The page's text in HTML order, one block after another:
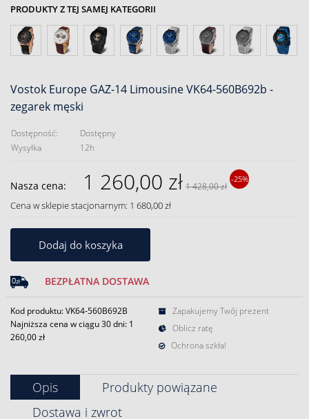
PRODUKTY Z TEJ SAMEJ KATEGORII
Vostok Europe GAZ-14 Limousine VK64-560B692b -
zegarek męski
Dostępność:
Dostępny
Wysyłka
12h
Nasza cena: 1 260,00 zł 1 428,00 zł
-25%
Cena w sklepie stacjonarnym: 1 680,00 zł
Dodaj do koszyka
BEZPŁATNA DOSTAWA
Kod produktu: VK64-560B692B
Najniższa cena w ciągu 30 dni: 1
260,00 zł
Zapakujemy Twój prezent
Oblicz ratę
Ochrona szkła!
Opis
Produkty powiązane
Dostawa i zwrot